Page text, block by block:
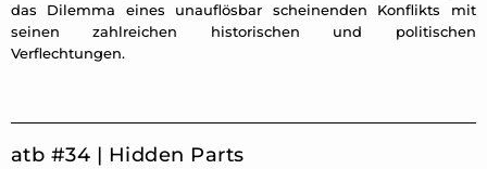
das Dilemma eines unauflösbar scheinenden Konflikts mit
seinen zahlreichen historischen und politischen
Verflechtungen.
atb #34 | Hidden Parts